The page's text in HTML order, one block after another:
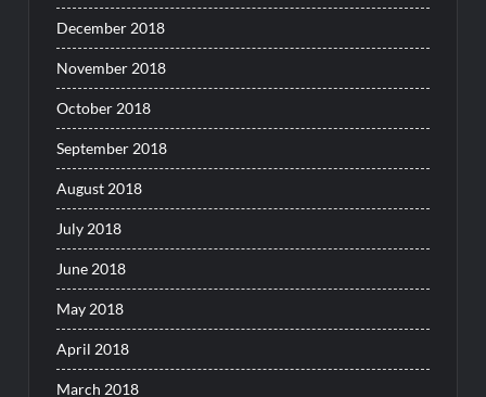
December 2018
November 2018
October 2018
September 2018
August 2018
July 2018
June 2018
May 2018
April 2018
March 2018